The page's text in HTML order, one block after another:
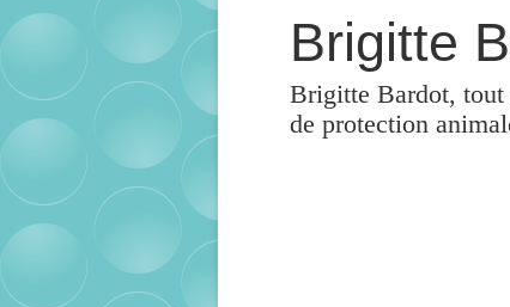
Brigitte
Brigitte Bardot, tout
de protection